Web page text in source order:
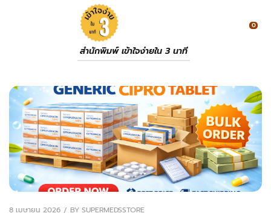
สำนักพิมพ์ เข้าใจง่ายใน 3 นาที
0
8 เมษายน 2026 BY SUPERMEDSSTORE